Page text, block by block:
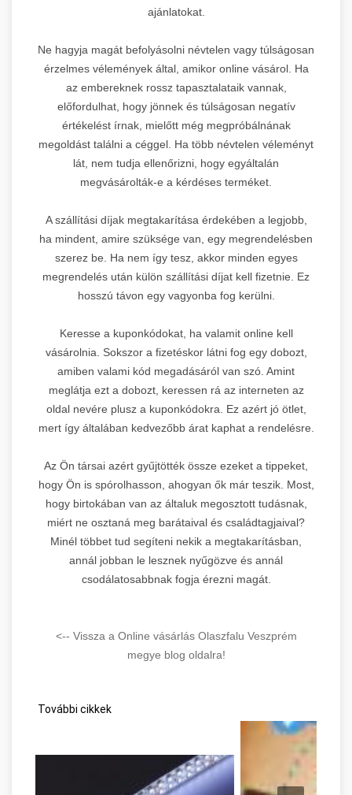
ajánlatokat.
Ne hagyja magát befolyásolni névtelen vagy túlságosan
érzelmes vélemények által, amikor online vásárol. Ha
az embereknek rossz tapasztalataik vannak,
előfordulhat, hogy jönnek és túlságosan negatív
értékelést írnak, mielőtt még megpróbálnának
megoldást találni a céggel. Ha több névtelen véleményt
lát, nem tudja ellenőrizni, hogy egyáltalán
megvásárolták-e a kérdéses terméket.
A szállítási díjak megtakarítása érdekében a legjobb,
ha mindent, amire szüksége van, egy megrendelésben
szerez be. Ha nem így tesz, akkor minden egyes
megrendelés után külön szállítási díjat kell fizetnie. Ez
hosszú távon egy vagyonba fog kerülni.
Keresse a kuponkódokat, ha valamit online kell
vásárolnia. Sokszor a fizetéskor látni fog egy dobozt,
amiben valami kód megadásáról van szó. Amint
meglátja ezt a dobozt, keressen rá az interneten az
oldal nevére plusz a kuponkódokra. Ez azért jó ötlet,
mert így általában kedvezőbb árat kaphat a rendelésre.
Az Ön társai azért gyűjtötték össze ezeket a tippeket,
hogy Ön is spórolhasson, ahogyan ők már teszik. Most,
hogy birtokában van az általuk megosztott tudásnak,
miért ne osztaná meg barátaival és családtagjaival?
Minél többet tud segíteni nekik a megtakarításban,
annál jobban le lesznek nyűgözve és annál
csodálatosabbnak fogja érezni magát.
<-- Vissza a Online vásárlás Olaszfalu Veszprém
megye blog oldalra!
További cikkek